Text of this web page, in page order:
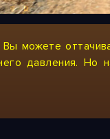
можете
давления. Но